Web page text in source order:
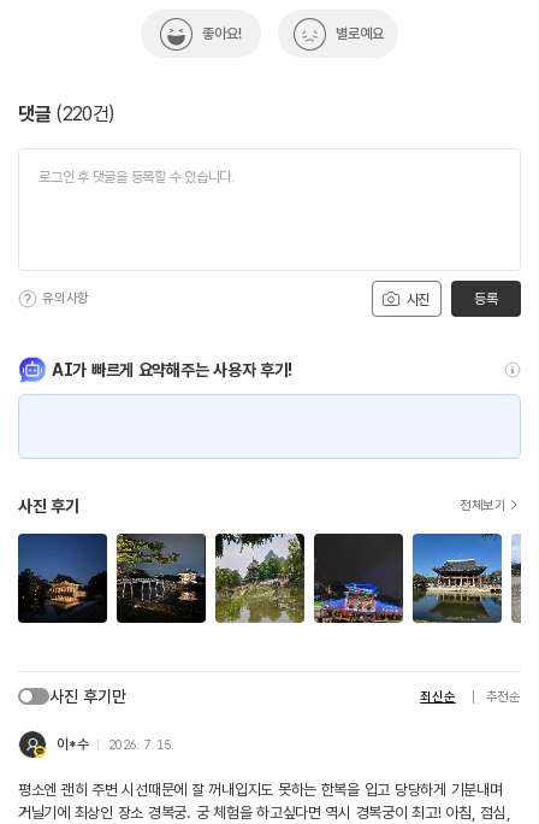
#인생샷 #전통역사문화체험
좋아요! 별로예요
댓글 (220건)
사진
유의사항 등록
AI가 빠르게 요약해주는 사용자 후기!
사진 후기 전체보기
사진 후기만 최신순 추천순
이*수 2026. 7. 15.
평소엔 괜히 주변 시선때문에 잘 꺼내입지도 못하는 한복을 입고 당당하게 기분내며
거닐기에 최상인 장소 경복궁. 궁 체험을 하고싶다면 역시 경복궁이 최고! 아침, 점심,